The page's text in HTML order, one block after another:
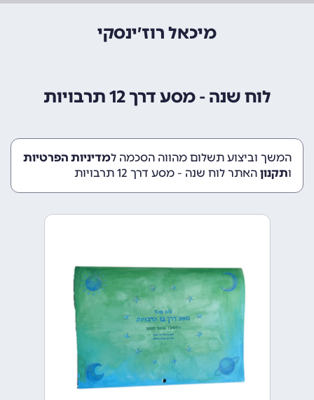
מיכאל רוז׳ינסקי
לוח שנה - מסע דרך 12 תרבויות
המשך וביצוע תשלום מהווה הסכמה למדיניות הפרטיות
ותקנון האתר לוח שנה - מסע דרך 12 תרבויות